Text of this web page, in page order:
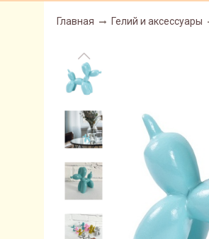
Главная Гелий и аксессуары